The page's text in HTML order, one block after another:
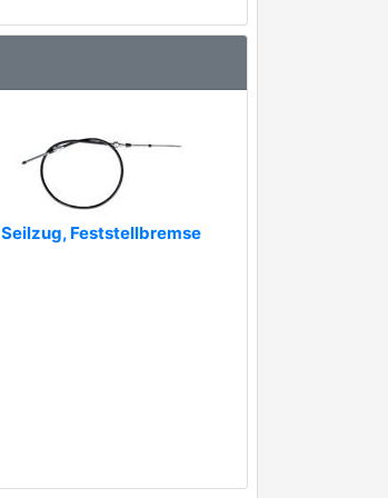
Seilzug, Feststellbremse